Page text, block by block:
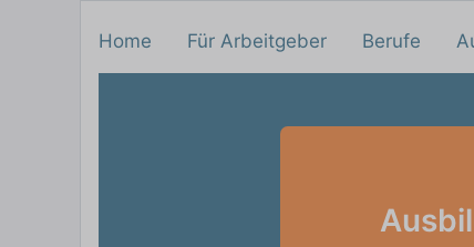
Home Für Arbeitgeber Berufe